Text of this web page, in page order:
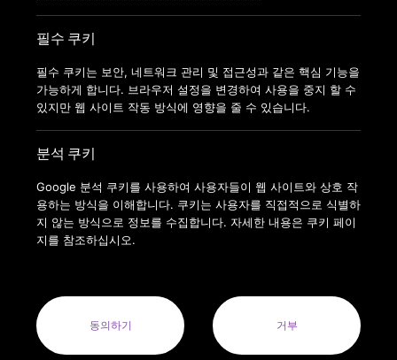
COPYRIGHT © 2022 ANYTIMEFITNESSKOREA ALL RIGHTS
업자번호 : 164-88-01413
사업자명: 주식회사 모던휘트니스코리아(MODERN FITNESS KOREA
CO. LTD.) 대표자: 오혁진
필수 쿠키
필수 쿠키는 보안, 네트워크 관리 및 접근성과 같은 핵심 기능을
가능하게 합니다. 브라우저 설정을 변경하여 사용을 중지 할 수
있지만 웹 사이트 작동 방식에 영향을 줄 수 있습니다.
분석 쿠키
Google 분석 쿠키를 사용하여 사용자들이 웹 사이트와 상호 작
용하는 방식을 이해합니다. 쿠키는 사용자를 직접적으로 식별하
지 않는 방식으로 정보를 수집합니다. 자세한 내용은 쿠키 페이
지를 참조하십시오.
동의하기 거부